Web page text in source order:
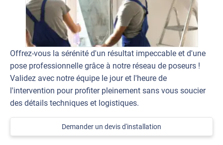
Offrez-vous la sérénité d'un résultat impeccable et d'une
pose professionnelle grâce à notre réseau de poseurs !
Validez avec notre équipe le jour et l'heure de
l'intervention pour profiter pleinement sans vous soucier
des détails techniques et logistiques.
Demander un devis d'installation